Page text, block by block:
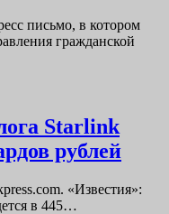
письмо, в котором
гражданской
Starlink
рублей
«Известия»:
в 445…